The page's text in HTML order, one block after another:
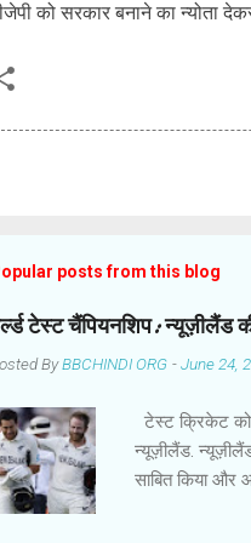
को सरकार बनाने का न्योता
posts from this blog
टेस्ट चैंपियनशिप: न्यूज़ीलैंड
ByBBCHINDI ORG -June 24,
टेस्ट क्रिकेट को
न्यूज़ीलैंड.
साबित किया और
चैंपियनशिप में